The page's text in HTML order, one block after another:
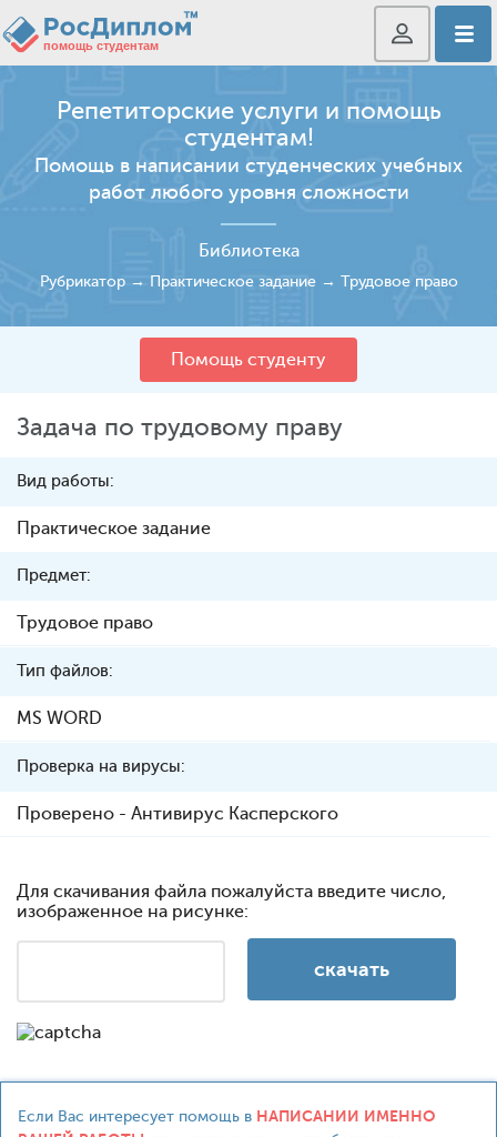
Репетиторские услуги и помощь
студентам!
Помощь в написании студенческих учебных
работ любого уровня сложности
Библиотека
Рубрикатор→ Практическое задание→ Трудовое право
Помощь студенту
Задача по трудовому праву
Вид работы:
Практическое задание
Предмет:
Трудовое право
Тип файлов:
MS WORD
Проверка на вирусы:
Проверено - Антивирус Касперского
Для скачивания файла пожалуйста введите число,
изображенное на рисунке:
Если Вас интересует помощь в НАПИСАНИИ ИМЕННО